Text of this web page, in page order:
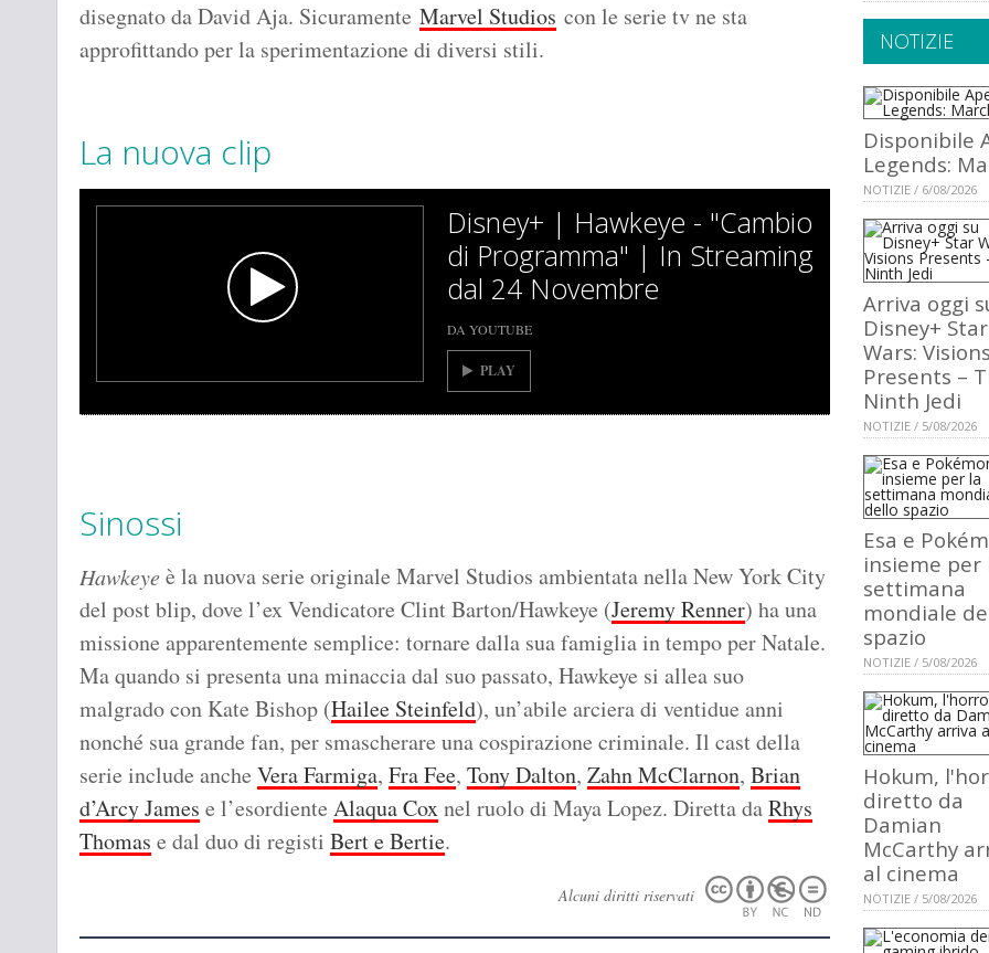
disegnato da David Aja. Sicuramente Marvel Studios con le serie tv ne sta
approfittando per la sperimentazione di diversi stili.
La nuova clip
Disney+ | Hawkeye - "Cambio
di Programma" | In Streaming
dal 24 Novembre
DA YOUTUBE
PLAY
Sinossi
Hawkeye è la nuova serie originale Marvel Studios ambientata nella New York City
del post blip, dove l’ex Vendicatore Clint Barton/Hawkeye (Jeremy Renner) ha una
missione apparentemente semplice: tornare dalla sua famiglia in tempo per Natale.
Ma quando si presenta una minaccia dal suo passato, Hawkeye si allea suo
malgrado con Kate Bishop (Hailee Steinfeld), un’abile arciera di ventidue anni
nonché sua grande fan, per smascherare una cospirazione criminale. Il cast della
serie include anche Vera Farmiga, Fra Fee, Tony Dalton, Zahn McClarnon, Brian
d’Arcy James e l’esordiente Alaqua Coxnel ruolo di Maya Lopez. Diretta daRhys
Thomas e dal duo di registi Bert e Bertie.
Alcuni diritti riservati
NOTIZIE
Disponibile
Legends:
NOTIZIE / 6/08/2026
Arriva oggi
Disney+ Star
Wars: Visions
Presents –
Ninth Jedi
NOTIZIE / 5/08/2026
Esa e
insieme per
settimana
mondiale
spazio
NOTIZIE / 5/08/2026
Hokum,
diretto da
Damian
McCarthy
al cinema
NOTIZIE / 5/08/2026